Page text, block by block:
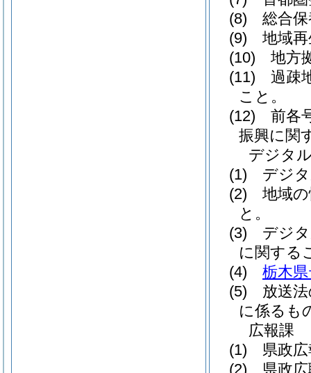
(8) 総合保
(9) 地域再
(10) 地方
(11) 過疎
こと。
(12) 前各
振興に関
デジタ
(1) デジタ
(2) 地域の
と。
(3) デジタ
に関する
(4)
栃木
(5) 放送法
に係るも
広報課
(1) 県政広
(2) 県政広